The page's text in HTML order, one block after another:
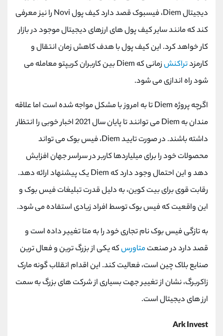
دیجیتالDiem، فیسبوک قصد دارد کیف پولNovi را نیز معرفی
کند که مانند سایر کیف پول ‌های ارزهای دیجیتال موجود در بازار
کار خواهد کرد. این کیف پول با هدف کاهش زمان انتقال و
کارمزدتراکنشزمانی که Diemبین کاربران کریپتو معامله می
شود راه اندازی می شود.
اگرچه پروژهDiemتا به امروز با مشکل مواجه شده است اما علاقه
مندان به Diem
می توانند تا پایان سال 2021 اخبار خوبی را انتظار
داشته باشند. در صورت تاییدDiem، فیس بوک می تواند
محصولات خود را برای میلیاردها کاربر در سراسر جهان افزایش
دهد و این احتمال وجود دارد که Diemیک پیشنهاد ارائه دهد.
رقابت قوی برای بیت کوین، به دلیل قدرت تبلیغات فیس بوک و
این واقعیت که فیس بوک توسط افراد زیادی استفاده می شود.
به تازگی فیس بوک نام تجاری خود را به متا تغییر داده است و
قصد دارد در صنعتمتاورسکه یکی از بزرگ ترین و فعال ترین
صنایع بلاک چین است، فعالیت کند. این اقدام انقلاب گونه مارک
زاکربرگ، نشان از تغییر جهت بسیاری از شرکت های بزرگ به سمت
ارز های دیجیتال است.
Ark Invest